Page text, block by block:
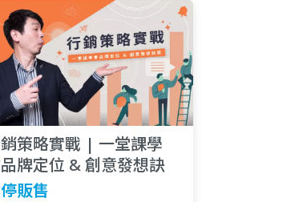
策略實戰 | 一堂課學
牌定位 & 創意發想訣
販售